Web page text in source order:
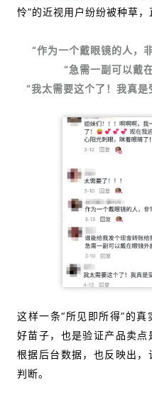
怜”的近视用户纷纷被种草，
“作为一个戴眼镜的人，
“急需一副可以戴
“我太需要这个了！我真
这样一条“所见即所得”的
好苗子，也是验证产品卖
根据后台数据，也反映出
判断。